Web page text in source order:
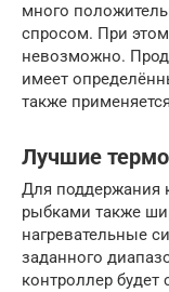
много
спросом. При
невозможно.
имеет
также
Лучшие
Для поддержания
рыбками также
нагревательные
заданного
контроллер будет